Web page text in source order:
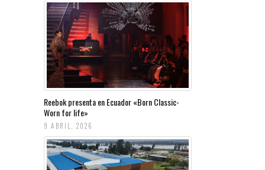
Reebok presenta en Ecuador «Born Classic-
Worn for life»
9 ABRIL, 2026